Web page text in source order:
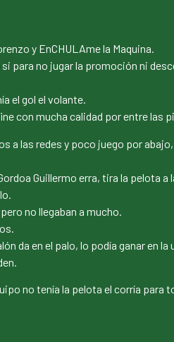
y EnCHULAme la Maquina.
no jugar la promoción ni
el gol el volante.
con mucha calidad por entre las
a las redes y poco juego por
Guillermo erra, tira la pelota a
no llegaban a mucho.
da en el palo, lo podía ganar en
no tenía la pelota el corría